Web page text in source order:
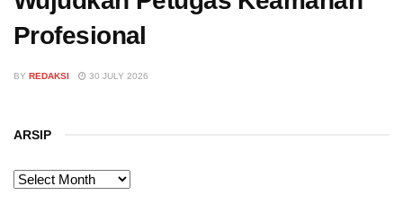
Profesional
BY REDAKSI 30 JULY 2026
ARSIP
ARSIP